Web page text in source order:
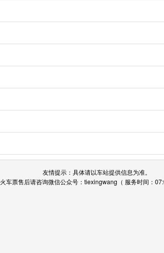
友情提示：具体请以车站提供信息为准。
火车票售后请咨询微信公众号：tiexingwang（ 服务时间：